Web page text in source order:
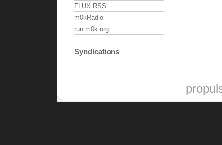
FLUX RSS
m0kRadio
run.m0k.org
Syndications